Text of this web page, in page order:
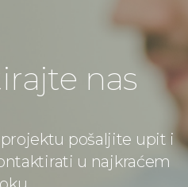
nas
pošaljite upit i
u najkraćem